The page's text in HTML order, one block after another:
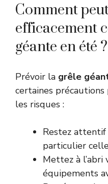
Comment
efficacement
géante en été ?
Prévoir la grêle
certaines
les risques :
Restez attentif
particulier
Mettez à l’abri
équipements